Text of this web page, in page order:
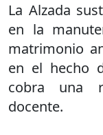
La Alzada
en la
matrimonio
en el hecho
cobra una
docente.